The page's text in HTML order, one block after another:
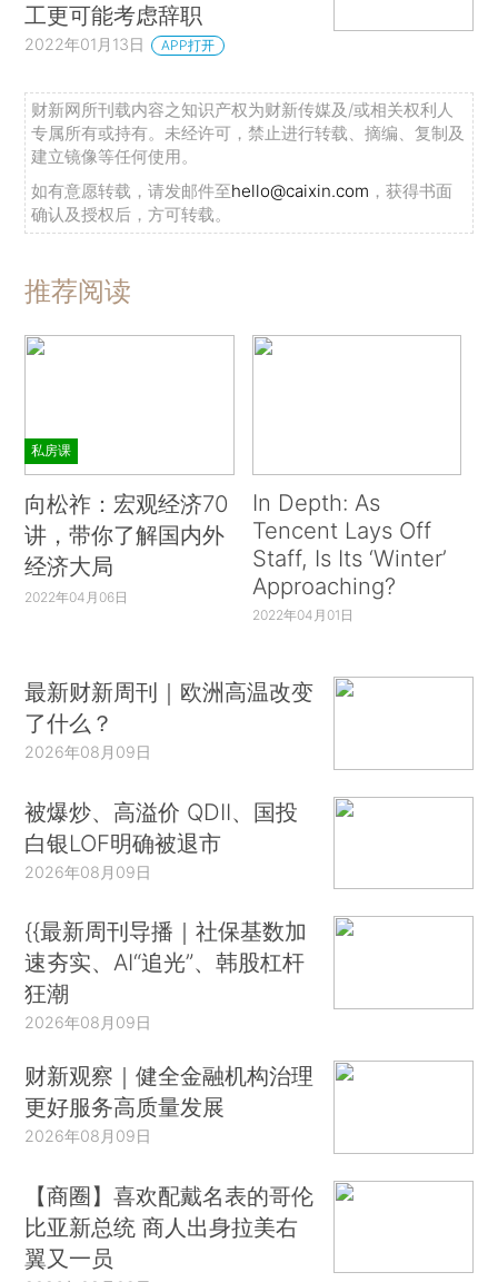
工更可能考虑辞职
2022年01月13日 APP打开
财新网所刊载内容之知识产权为财新传媒及/或相关权利人
专属所有或持有。未经许可，禁止进行转载、摘编、复制及
建立镜像等任何使用。
如有意愿转载，请发邮件至hello@caixin.com ，获得书面
确认及授权后，方可转载。
推荐阅读
私房课
向松祚：宏观经济70
讲，带你了解国内外
经济大局
2022年04月06日
In Depth: As
Tencent Lays Off
Staff, Is Its ‘Winter’
Approaching?
2022年04月01日
最新财新周刊｜欧洲高温改变
了什么？
2026年08月09日
被爆炒、高溢价 QDII、国投
白银LOF明确被退市
2026年08月09日
{{最新周刊导播｜社保基数加
速夯实、AI“追光”、韩股杠杆
狂潮
2026年08月09日
财新观察｜健全金融机构治理
更好服务高质量发展
2026年08月09日
【商圈】喜欢配戴名表的哥伦
比亚新总统 商人出身拉美右
翼又一员